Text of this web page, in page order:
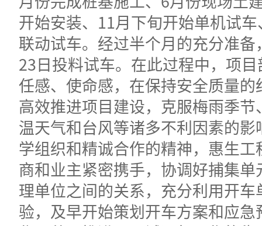
开始安装、11月下旬开始单机试
联动试车。经过半个月的充分准
23日投料试车。在此过程中，项
任感、使命感，在保持安全质量的
高效推进项目建设，克服梅雨季
温天气和台风等诸多不利因素的
学组织和精诚合作的精神，惠生
商和业主紧密携手，协调好捕集单
理单位之间的关系，充分利用开
验，及早开始策划开车方案和应